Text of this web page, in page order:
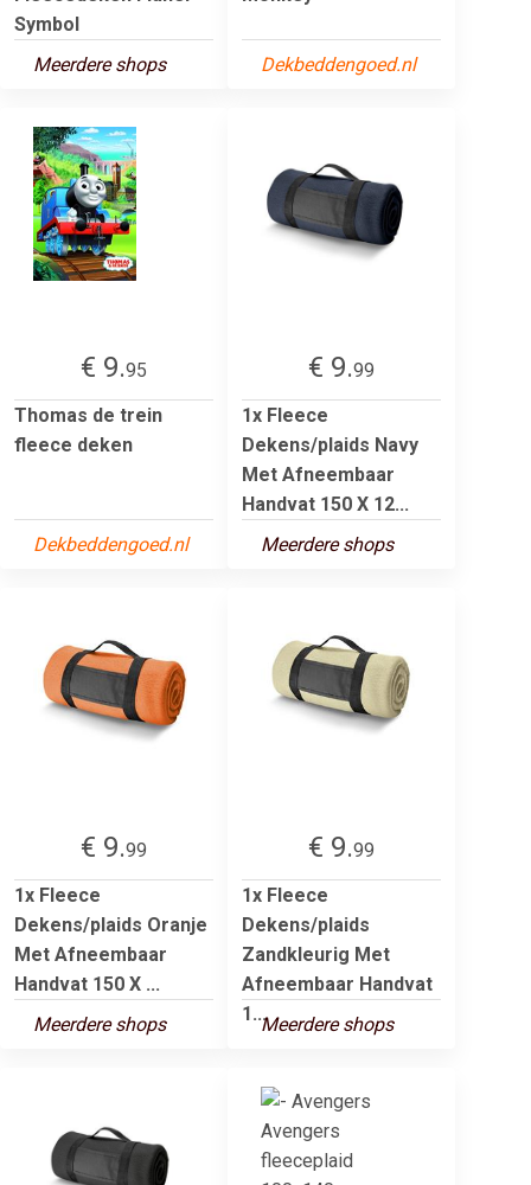
Symbol
Meerdere shops
Dekbeddengoed.nl
€ 9.95
Thomas de trein
fleece deken
Dekbeddengoed.nl
€ 9.99
1x Fleece
Dekens/plaids Navy
Met Afneembaar
Handvat 150 X 12...
Meerdere shops
€ 9.99
1x Fleece
Dekens/plaids Oranje
Met Afneembaar
Handvat 150 X ...
Meerdere shops
€ 9.99
1x Fleece
Dekens/plaids
Zandkleurig Met
Afneembaar Handvat
1...Meerdere shops